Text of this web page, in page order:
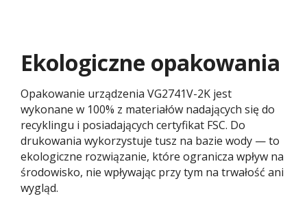
Ekologiczne opakowania​
Opakowanie urządzenia VG2741V-2K jest
wykonane w 100% z materiałów nadających się do
recyklingu i posiadających certyfikat FSC. Do
drukowania wykorzystuje tusz na bazie wody — to
ekologiczne rozwiązanie, które ogranicza wpływ na
środowisko, nie wpływając przy tym na trwałość ani
wygląd.